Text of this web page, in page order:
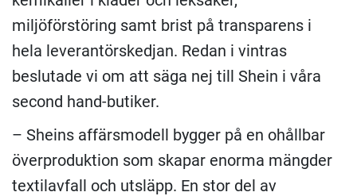
miljöförstöring samt brist på transparens i
hela leverantörskedjan. Redan i vintras
beslutade vi om att säga nej till Shein i våra
second hand-butiker.
– Sheins affärsmodell bygger på en ohållbar
överproduktion som skapar enorma mängder
textilavfall och utsläpp. En stor del av